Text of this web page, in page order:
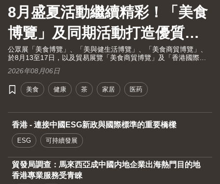
8月盛夏活動繼續精彩！「美食
博覽」及同期活動打造優質生
活大健康之旅！
公眾展「美食博覽」、「美與健生活博覽」、「美食商貿博覽」、
於8月13至17日，以及貿易展覽「美食商貿博覽」及「香港國際茶
面開放予業內人士及持票公眾進場。由現代化中醫藥國際協會聯同
香港貿發局及十大科研機構攜手舉辦的國際現代化中醫藥及健康產
品會議（中醫藥會議）亦於8月13至15日舉行。
2026年08月06日
美食 健康 茶 家居 医药
香港 - 連接中國ESG新政與國際標準的重要橋樑
ESG 可持續發展
貿發局調查：馬來西亞成中國内地企業出海熱門目的地
香港專業服務受青睞